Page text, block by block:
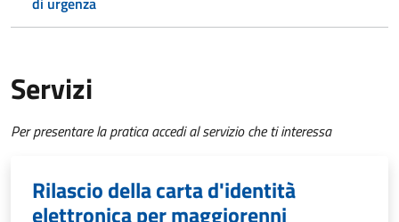
Servizi
Per presentare la pratica accedi al servizio che ti interessa
Rilascio della carta d'identità
elettronica per maggiorenni